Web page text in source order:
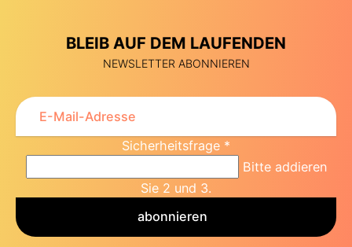
BLEIB AUF DEM LAUFENDEN
NEWSLETTER ABONNIEREN
Sicherheitsfrage *
Bitte addieren
Sie 2 und 3.
abonnieren